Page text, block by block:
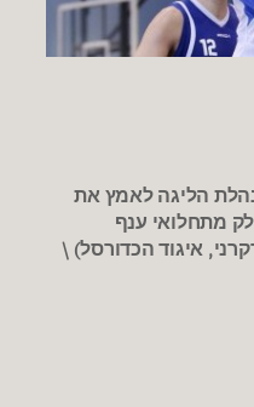
הליגה לאמץ את
מתחלואי ענף
איגוד הכדורסל) \